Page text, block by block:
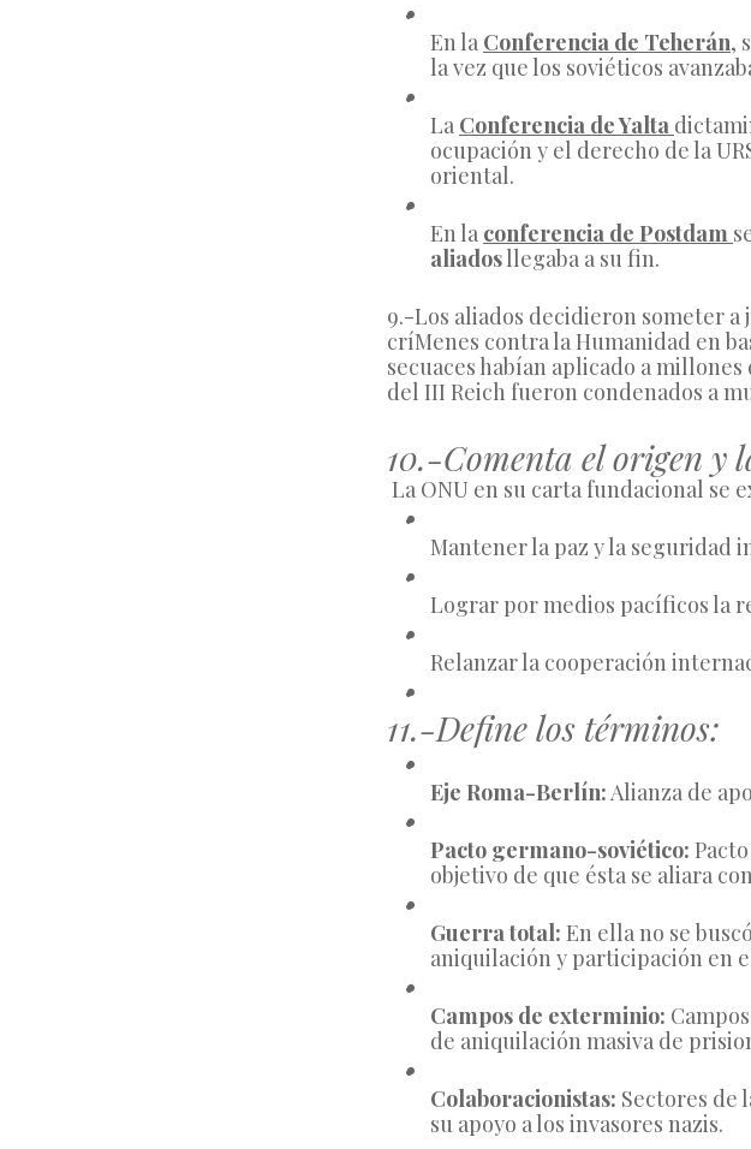
En la Conferencia de Teherán,
la vez que los soviéticos
La Conferencia de Yalta
ocupación y el derecho de la
oriental.
En la conferencia de Postdam
aliados llegaba a su fin.
9.-Los aliados decidieron someter a
críMenes contra la Humanidad en
secuaces habían aplicado a
del III Reich fueron condenados a
10.-Comenta el origen y
La ONU en su carta fundacional se
Mantener la paz y la seguridad
Lograr por medios pacíficos la
Relanzar la cooperación
11.-Define los términos:
Eje Roma-Berlín: Alianza de
Pacto germano-soviético:
objetivo de que ésta se aliara
Guerra total: En ella no se
aniquilación y participación en
Campos de exterminio:
de aniquilación masiva de
Colaboracionistas: Sectores de
su apoyo a los invasores nazis.